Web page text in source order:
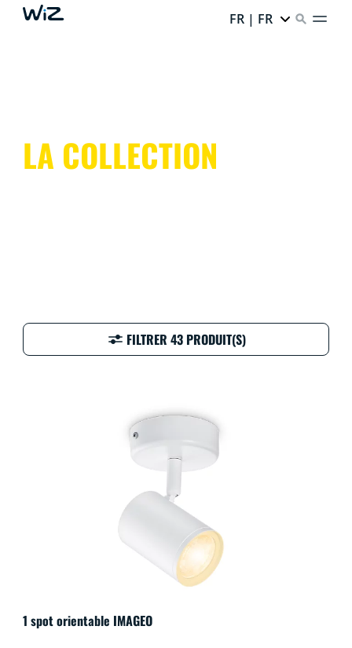
FR | FR
LA COLLECTION
FILTRER 43 PRODUIT(S)
1 spot orientable IMAGEO